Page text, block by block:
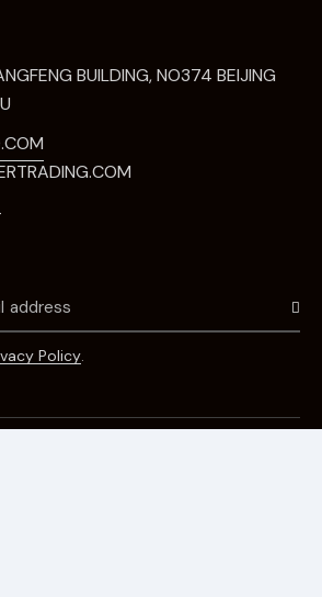
BUILDING, NO374 BEIJING
Policy.